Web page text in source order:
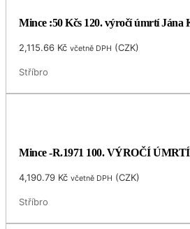
Mince :50 Kčs 120. výročí úmrtí Jána
2,115.66 Kč včetně DPH (CZK)
Stříbro
Mince -R.1971 100. VÝROČÍ
4,190.79 Kč včetně DPH (CZK)
Stříbro